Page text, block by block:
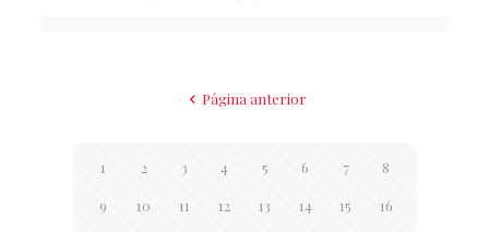
Página anterior
1 2 3 4 5 6 7 8
9 10 11 12 13 14 15 16